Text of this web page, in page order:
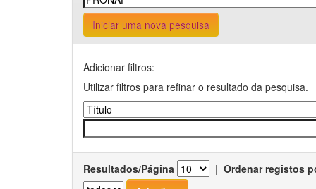
Iniciar uma nova pesquisa
Adicionar filtros:
Utilizar filtros para refinar o resultado da pesquisa.
Resultados/Página | Ordenar registos